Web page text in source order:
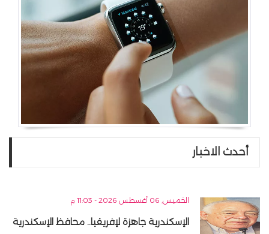
أحدث الاخبار
الخميس, 06 أغسطس 2026 - 11:03 م
الإسكندرية جاهزة لإفريقيا.. محافظ الإسكندرية